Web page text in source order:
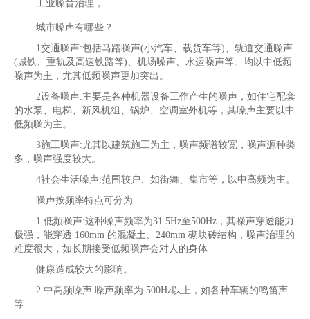
工业噪音治理，
城市噪声有哪些？
1交通噪声:包括马路噪声(小汽车、载货车等)、轨道交通噪声
(城铁、重轨及高速铁路等)、机场噪声、水运噪声等。均以中低频
噪声为主，尤其低频噪声更加突出。
2设备噪声:主要是各种机器设备工作产生的噪声，如住宅配套
的水泵、电梯、新风机组、锅炉、空调室外机等，其噪声主要以中
低频噪为主。
3施工噪声:尤其以建筑施工为主，噪声频谱较宽，噪声源种类
多，噪声强度较大。
4社会生活噪声:范围较户、如街舞、集市等，以中高频为主。
噪声按频率特点可分为:
1 低频噪声:这种噪声频率为31.5Hz至500Hz，其噪声穿透能力
极强，能穿透 160mm 的混凝土、240mm 砌块砖结构，噪声治理的
难度很大，如长期接受低频噪声会对人的身体
健康造成较大的影响。
2 中高频噪声:噪声频率为 500Hz以上，如各种车辆的鸣笛声
等